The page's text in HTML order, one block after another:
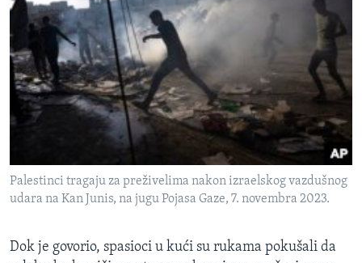
Palestinci tragaju za preživelima nakon izraelskog vazdušnog
udara na Kan Junis, na jugu Pojasa Gaze, 7. novembra 2023.
Dok je govorio, spasioci u kući su rukama pokušali da